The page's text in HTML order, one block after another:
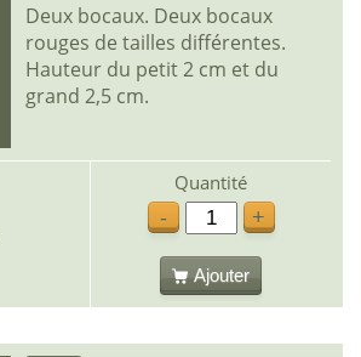
Deux bocaux. Deux bocaux
rouges de tailles différentes.
Hauteur du petit 2 cm et du
grand 2,5 cm.
Quantité
-
+
Ajouter